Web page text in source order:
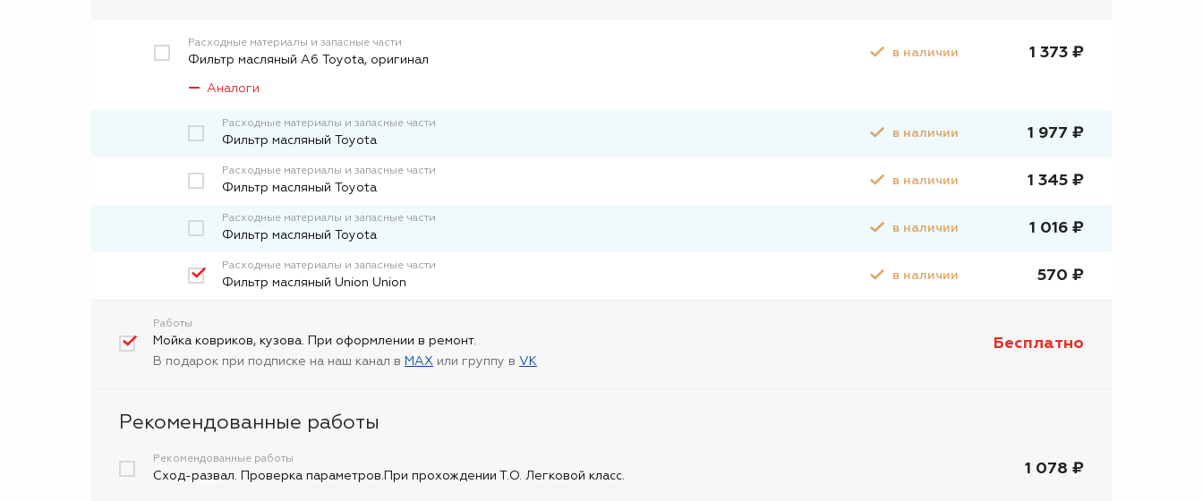
Расходные материалы и запасные части
Фильтр масляный А6 Toyota, оригинал
в наличии 1 373 ₽
Аналоги
Расходные материалы и запасные части
Фильтр масляный Toyota
в наличии 1 977 ₽
Расходные материалы и запасные части
Фильтp масляный Toyota
в наличии 1 345 ₽
Расходные материалы и запасные части
Фильтр масляный Toyota
в наличии 1 016 ₽
Расходные материалы и запасные части
Фильтр масляный Union Union
в наличии 570 ₽
Работы
Мойка ковриков, кузова. При оформлении в ремонт.
В подарок при подписке на наш канал в MAX или группу в VK
Бесплатно
Рекомендованные работы
Рекомендованные работы
Сход-развал. Проверка параметров.При прохождении Т.О. Легковой класс. 1 078 ₽